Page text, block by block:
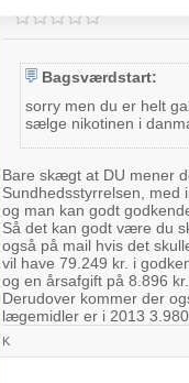
Bagsværdstart:
sorry men du er helt
sælge nikotinen i
Bare skægt at DU mener
Sundhedsstyrrelsen, med
og man kan godt
Så det kan godt være du
også på mail hvis det
vil have 79.249 kr. i
og en årsafgift på 8.896 kr.
Derudover kommer der
lægemidler er i 2013
K
af